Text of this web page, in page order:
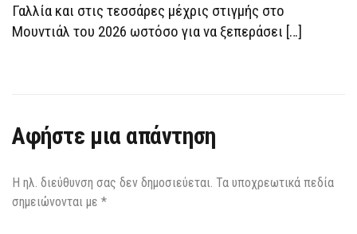
ΤΟ
ΘΈΛΕΙ…
ΣΠΊΤΙ
Γαλλία και στις τεσσάρες μέχρις στιγμής στο
Μουντιάλ του 2026 ωστόσο για να ξεπεράσει […]
Αφήστε μια απάντηση
Η ηλ. διεύθυνση σας δεν δημοσιεύεται. Τα υποχρεωτικά πεδία
σημειώνονται με *